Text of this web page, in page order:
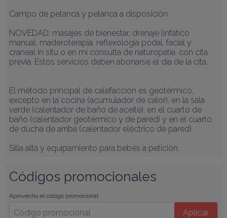
Campo de petanca y petanca a disposición.
NOVEDAD: masajes de bienestar, drenaje linfático
manual, maderoterapia, reflexología podal, facial y
craneal in situ o en mi consulta de naturopatía. con cita
previa. Estos servicios deben abonarse el día de la cita.
El método principal de calefacción es geotérmico,
excepto en la cocina (acumulador de calor), en la sala
verde (calentador de baño de aceite), en el cuarto de
baño (calentador geotérmico y de pared) y en el cuarto
de ducha de arriba (calentador eléctrico de pared).
Silla alta y equipamiento para bebés a petición.
Códigos promocionales
Aprovecho el código promocional
Aplicar